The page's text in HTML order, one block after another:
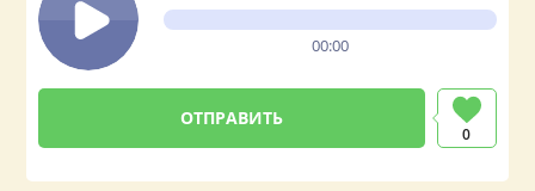
00:00
0